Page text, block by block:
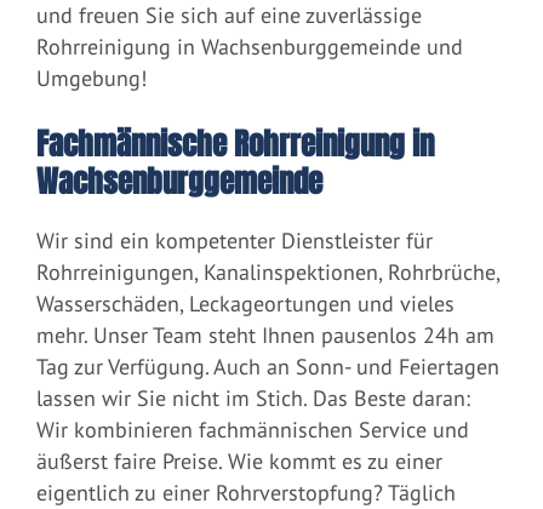
und freuen Sie sich auf eine zuverlässige
Rohrreinigung in Wachsenburggemeinde und
Umgebung!
Fachmännische Rohrreinigung in
Wachsenburggemeinde
Wir sind ein kompetenter Dienstleister für
Rohrreinigungen, Kanalinspektionen, Rohrbrüche,
Wasserschäden, Leckageortungen und vieles
mehr. Unser Team steht Ihnen pausenlos 24h am
Tag zur Verfügung. Auch an Sonn- und Feiertagen
lassen wir Sie nicht im Stich. Das Beste daran:
Wir kombinieren fachmännischen Service und
äußerst faire Preise. Wie kommt es zu einer
eigentlich zu einer Rohrverstopfung? Täglich